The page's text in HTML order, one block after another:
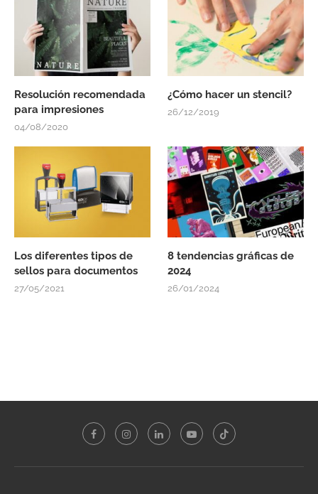
Resolución recomendada
para impresiones
04/08/2020
¿Cómo hacer un stencil?
26/12/2019
Los diferentes tipos de
sellos para documentos
27/05/2021
8 tendencias gráficas de
2024
26/01/2024